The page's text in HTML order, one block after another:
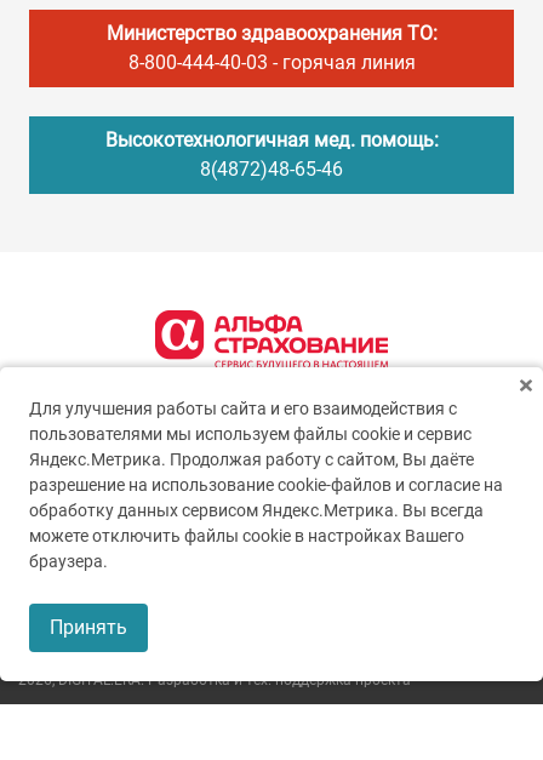
Министерство здравоохранения ТО:
8-800-444-40-03 - горячая линия
Высокотехнологичная мед. помощь:
8(4872)48-65-46
2026,DIGITAL.ERA. Разработка и тех. поддержка проекта
Для улучшения работы сайта и его взаимодействия с
пользователями мы используем файлы cookie и сервис
Яндекс.Метрика. Продолжая работу с сайтом, Вы даёте
разрешение на использование cookie-файлов и согласие на
обработку данных сервисом Яндекс.Метрика. Вы всегда
можете отключить файлы cookie в настройках Вашего
браузера.
Принять